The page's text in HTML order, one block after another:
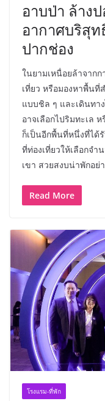
อาบป่า ล้าง
อากาศบริสุท
ปากช่อง
ในยามเหนื่อยล้าจาก
เที่ยว หรือมองหาพื้น
แบบชิล ๆ และเดินทา
อาจเลือกไปริมทะเล
ก็เป็นอีกพื้นที่หนึ่งที่ไ
ที่ท่องเที่ยวให้เลือกจ
เขา สวยสงบน่าพักอย่
Read More
โรงแรม-ที่พัก